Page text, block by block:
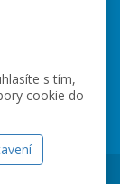
s tím,
cookie do